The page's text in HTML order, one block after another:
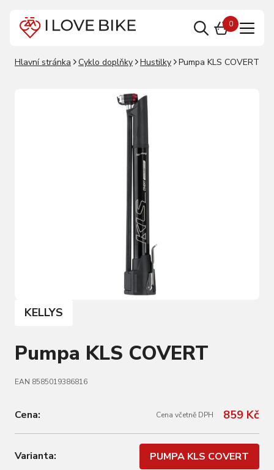
0
Hlavní stránka Cyklo doplňky Hustilky Pumpa KLS COVERT
KELLYS
Pumpa KLS COVERT
EAN 8585019386816
Cena: Cena včetně DPH 859 Kč
Varianta: PUMPA KLS COVERT